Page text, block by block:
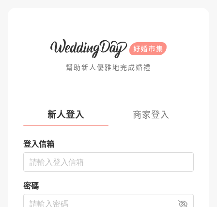
幫助新人優雅地完成婚禮
新人登入 商家登入
登入信箱
密碼